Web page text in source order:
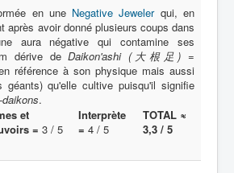
en une Negative Jewelerqui, en
après avoir donné plusieurs coups dans
aura négative qui contamine ses
dérive deDaikon'ashi (大根足) =
référence à son physique mais aussi
géants) qu'elle cultive puisqu'il signifie
.
et
= 3 / 5
Interprète
= 4 / 5
TOTAL ≈
3,3 / 5